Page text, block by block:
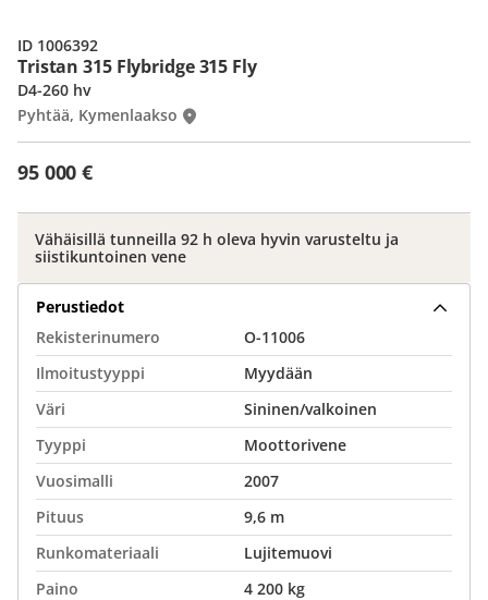
Tristan 315 Flybridge 315 Fly
95 000 €
D4-260 hv
Pyhtää, Kymenlaakso
ID 1006392
Vähäisillä tunneilla 92 h oleva hyvin varusteltu ja
siistikuntoinen vene
Perustiedot
Rekisterinumero
O-11006
Ilmoitustyyppi
Myydään
Väri
Sininen/valkoinen
Tyyppi
Moottorivene
Vuosimalli
2007
Pituus
9,6 m
Runkomateriaali
Lujitemuovi
Paino
4 200 kg